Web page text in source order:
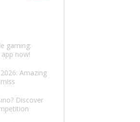
gaming:
now!
Amazing
Discover